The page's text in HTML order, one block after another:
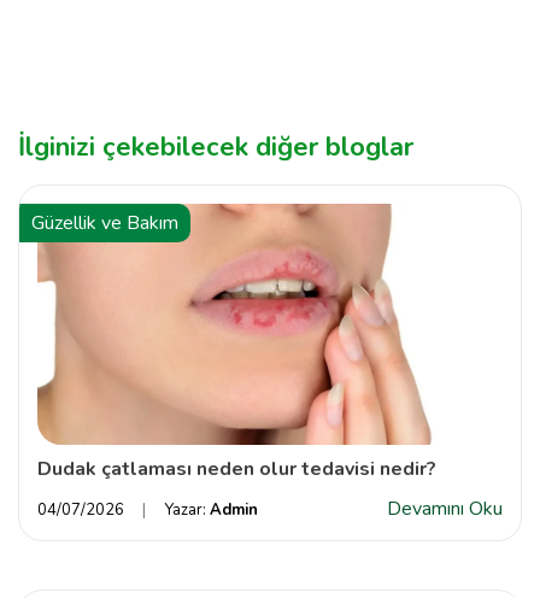
İlginizi çekebilecek diğer bloglar
Güzellik ve Bakım
Dudak çatlaması neden olur tedavisi nedir?
04/07/2026 Yazar: Admin Devamını Oku